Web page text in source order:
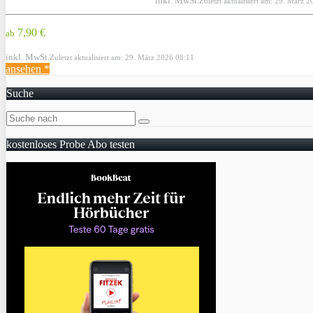
ab 7,90 €
inkl. MwSt. Zuletzt aktualisiert am: 29. März 2026 08:11
ansehen *
Suche
kostenloses Probe Abo testen